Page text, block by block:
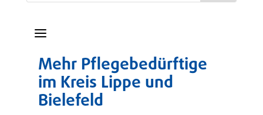
a
Mehr Pflegebedürftige
im Kreis Lippe und
Bielefeld